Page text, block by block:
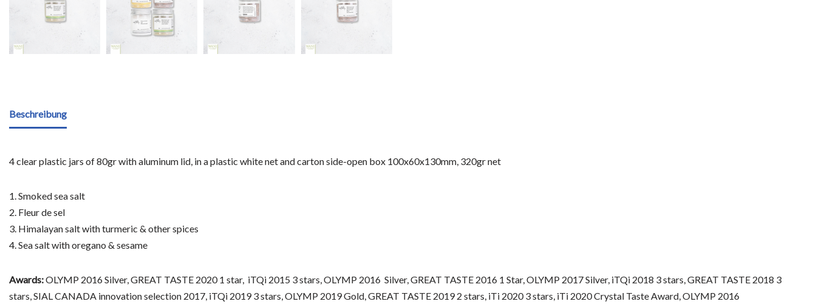
Beschreibung
4 clear plastic jars of 80gr with aluminum lid, in a plastic white net and carton side-open box 100x60x130mm, 320gr net
1. Smoked sea salt
2. Fleur de sel
3. Himalayan salt with turmeric & other spices
4. Sea salt with oregano & sesame
Awards:OLYMP 2016 Silver, GREAT TASTE 2020 1 star, iTQi 2015 3 stars, OLYMP 2016 Silver, GREAT TASTE 2016 1 Star, OLYMP 2017 Silver, iTQi 2018 3 stars, GREAT TASTE 2018 3
stars, SIAL CANADA innovation selection 2017, iTQi 2019 3 stars, OLYMP 2019 Gold, GREAT TASTE 2019 2 stars, iTi 2020 3 stars, iTi 2020 Crystal Taste Award, OLYMP 2016